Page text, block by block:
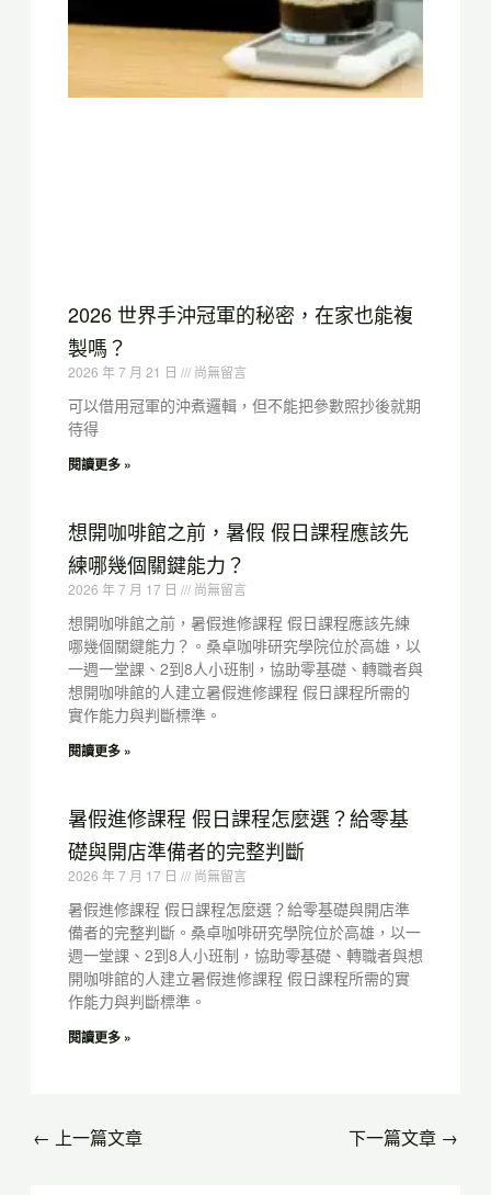
2026 世界手沖冠軍的秘密，在家也能複
製嗎？
2026 年 7 月 21 日 尚無留言
可以借用冠軍的沖煮邏輯，但不能把參數照抄後就期
待得
閱讀更多 »
想開咖啡館之前，暑假 假日課程應該先
練哪幾個關鍵能力？
2026 年 7 月 17 日 尚無留言
想開咖啡館之前，暑假進修課程 假日課程應該先練
哪幾個關鍵能力？。桑卓咖啡研究學院位於高雄，以
一週一堂課、2到8人小班制，協助零基礎、轉職者與
想開咖啡館的人建立暑假進修課程 假日課程所需的
實作能力與判斷標準。
閱讀更多 »
暑假進修課程 假日課程怎麼選？給零基
礎與開店準備者的完整判斷
2026 年 7 月 17 日 尚無留言
暑假進修課程 假日課程怎麼選？給零基礎與開店準
備者的完整判斷。桑卓咖啡研究學院位於高雄，以一
週一堂課、2到8人小班制，協助零基礎、轉職者與想
開咖啡館的人建立暑假進修課程 假日課程所需的實
作能力與判斷標準。
閱讀更多 »
← 上一篇文章 下一篇文章 →